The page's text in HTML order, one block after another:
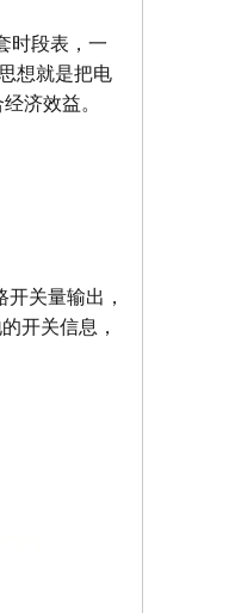
时段表，一
想就是把电
济效益。
关量输出，
开关信息，